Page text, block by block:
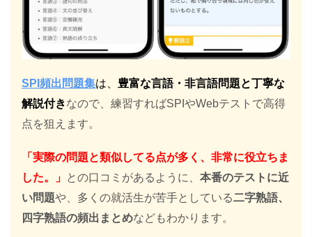
SPI頻出問題集は、 豊富な言語・非言語問題と丁寧な
解説付きなので、練習すればSPIやWebテストで高得
点を狙えます。
「実際の問題と類似してる点が多く、非常に役立ちま
した。」 との口コミがあるように、 本番のテストに近
い問題や、多くの就活生が苦手としている二字熟語、
四字熟語の頻出まとめなどもわかります。